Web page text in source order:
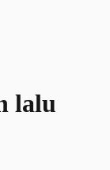
lalu